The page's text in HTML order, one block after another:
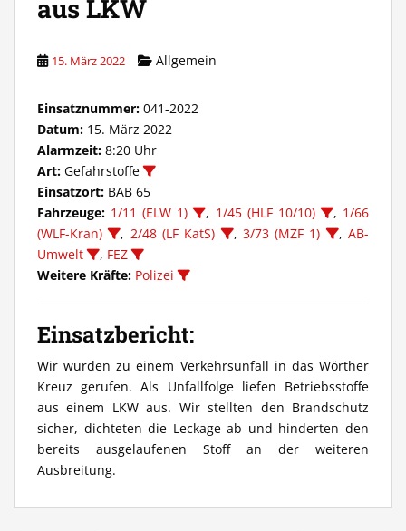
aus LKW
15. März 2022 Allgemein
Einsatznummer: 041-2022
Datum: 15. März 2022
Alarmzeit: 8:20 Uhr
Art: Gefahrstoffe
Einsatzort: BAB 65
Fahrzeuge: 1/11 (ELW 1) , 1/45 (HLF 10/10) , 1/66
(WLF-Kran)
, 2/48 (LF KatS) , 3/73 (MZF 1) ,AB-
Umwelt
, FEZ
Weitere Kräfte: Polizei
Einsatzbericht:
Wir wurden zu einem Verkehrsunfall in das Wörther
Kreuz gerufen. Als Unfallfolge liefen Betriebsstoffe
aus einem LKW aus. Wir stellten den Brandschutz
sicher, dichteten die Leckage ab und hinderten den
bereits ausgelaufenen Stoff an der weiteren
Ausbreitung.